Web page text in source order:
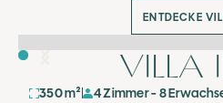
ENTDECKE
VILLA
350 m² 4 Zimmer - 8